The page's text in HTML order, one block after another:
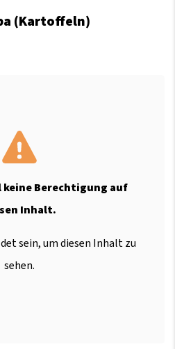
(Kartoffeln)
keine Berechtigung auf
Inhalt.
sein, um diesen Inhalt zu
sehen.